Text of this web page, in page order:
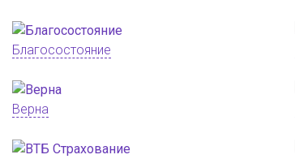
Благосостояние
Верна